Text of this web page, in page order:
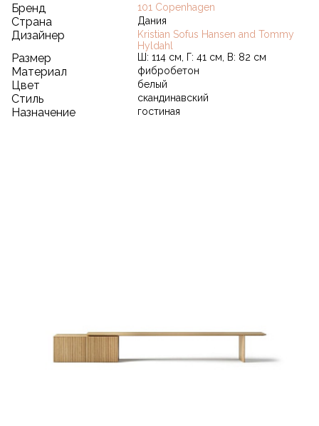
Бренд 101 Copenhagen
Страна Дания
Дизайнер
Kristian Sofus Hansen and Tommy
Hyldahl
Размер Ш: 114 см, Г: 41 см, В: 82 см
Материал фибробетон
Цвет белый
Стиль скандинавский
Назначение гостиная